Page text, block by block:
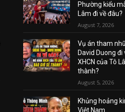
Phường kiểu
Lâm đi về đâu?
August 7, 2026
Vụ án tham
David Duong đi
XHCN của Tô
thành?
August 5, 2026
Khủng hoảng
Việt Nam